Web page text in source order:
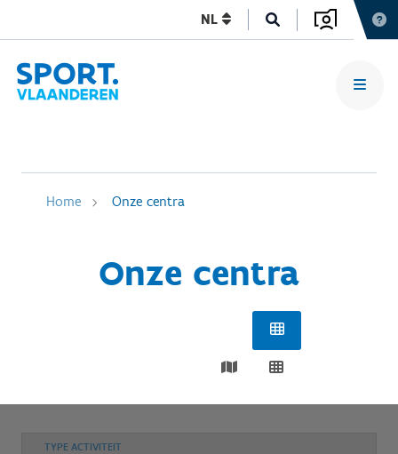
NL
Home Onze centra
Onze centra
TYPE ACTIVITEIT